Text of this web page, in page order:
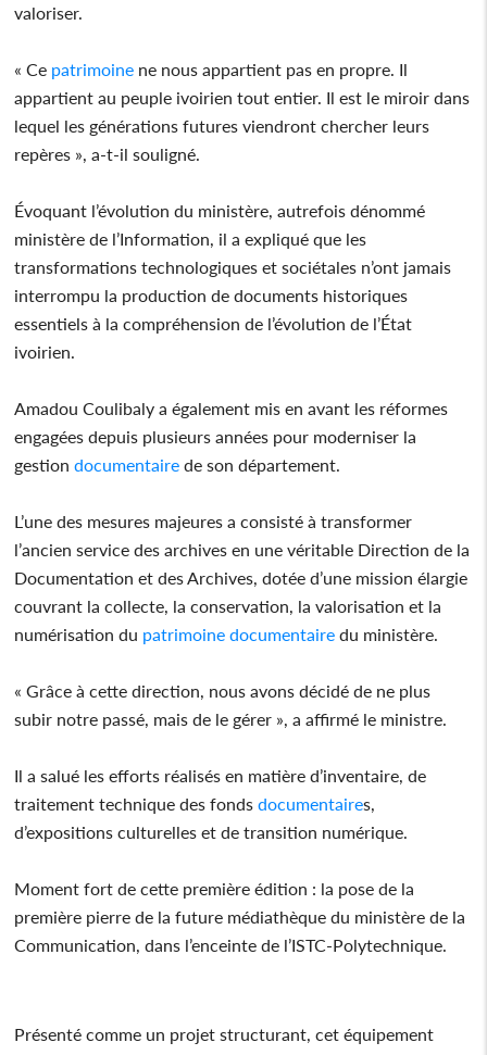
valoriser.
« Ce patrimoine ne nous appartient pas en propre. Il
appartient au peuple ivoirien tout entier. Il est le miroir dans
lequel les générations futures viendront chercher leurs
repères », a-t-il souligné.
Évoquant l’évolution du ministère, autrefois dénommé
ministère de l’Information, il a expliqué que les
transformations technologiques et sociétales n’ont jamais
interrompu la production de documents historiques
essentiels à la compréhension de l’évolution de l’État
ivoirien.
Amadou Coulibaly a également mis en avant les réformes
engagées depuis plusieurs années pour moderniser la
gestion documentaire de son département.
L’une des mesures majeures a consisté à transformer
l’ancien service des archives en une véritable Direction de la
Documentation et des Archives, dotée d’une mission élargie
couvrant la collecte, la conservation, la valorisation et la
numérisation du patrimoine documentaire du ministère.
« Grâce à cette direction, nous avons décidé de ne plus
subir notre passé, mais de le gérer », a affirmé le ministre.
Il a salué les efforts réalisés en matière d’inventaire, de
traitement technique des fonds documentaires,
d’expositions culturelles et de transition numérique.
Moment fort de cette première édition : la pose de la
première pierre de la future médiathèque du ministère de la
Communication, dans l’enceinte de l’ISTC-Polytechnique.
Présenté comme un projet structurant, cet équipement